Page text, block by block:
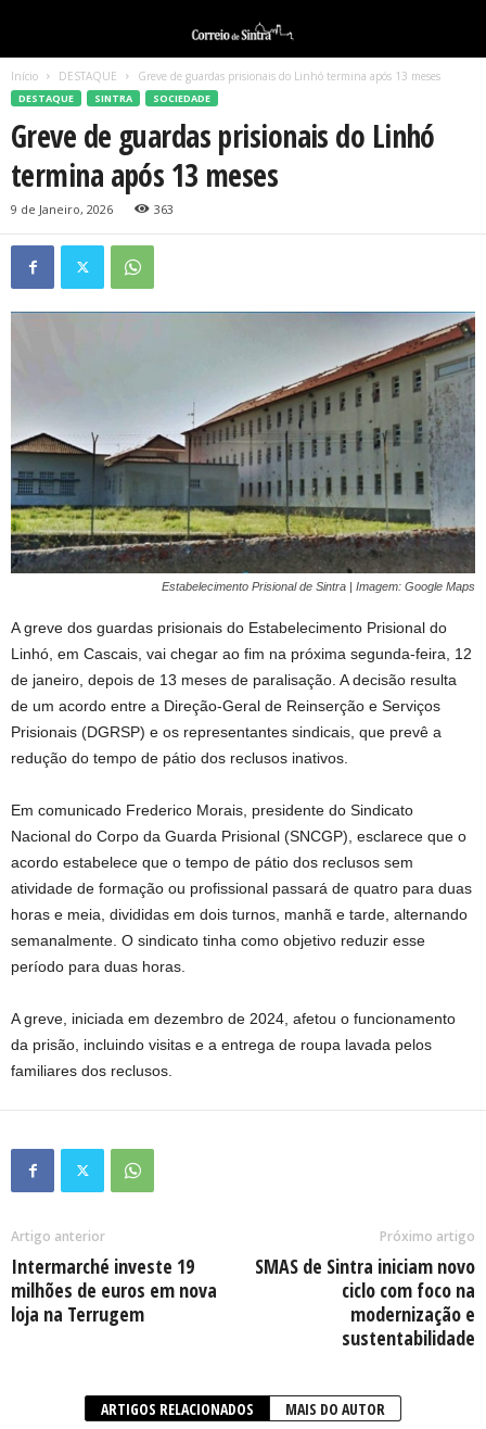
Início DESTAQUE Greve de guardas prisionais do Linhó termina após 13 meses
DESTAQUE SINTRA SOCIEDADE
Greve de guardas prisionais do Linhó
termina após 13 meses
9 de Janeiro, 2026 363
Estabelecimento Prisional de Sintra | Imagem: Google Maps
A greve dos guardas prisionais do Estabelecimento Prisional do
Linhó, em Cascais, vai chegar ao fim na próxima segunda-feira, 12
de janeiro, depois de 13 meses de paralisação. A decisão resulta
de um acordo entre a Direção-Geral de Reinserção e Serviços
Prisionais (DGRSP) e os representantes sindicais, que prevê a
redução do tempo de pátio dos reclusos inativos.
Em comunicado Frederico Morais, presidente do Sindicato
Nacional do Corpo da Guarda Prisional (SNCGP), esclarece que o
acordo estabelece que o tempo de pátio dos reclusos sem
atividade de formação ou profissional passará de quatro para duas
horas e meia, divididas em dois turnos, manhã e tarde, alternando
semanalmente. O sindicato tinha como objetivo reduzir esse
período para duas horas.
A greve, iniciada em dezembro de 2024, afetou o funcionamento
da prisão, incluindo visitas e a entrega de roupa lavada pelos
familiares dos reclusos.
Artigo anterior
Intermarché investe 19
milhões de euros em nova
loja na Terrugem
Próximo artigo
SMAS de Sintra iniciam novo
ciclo com foco na
modernização e
sustentabilidade
ARTIGOS RELACIONADOS MAIS DO AUTOR